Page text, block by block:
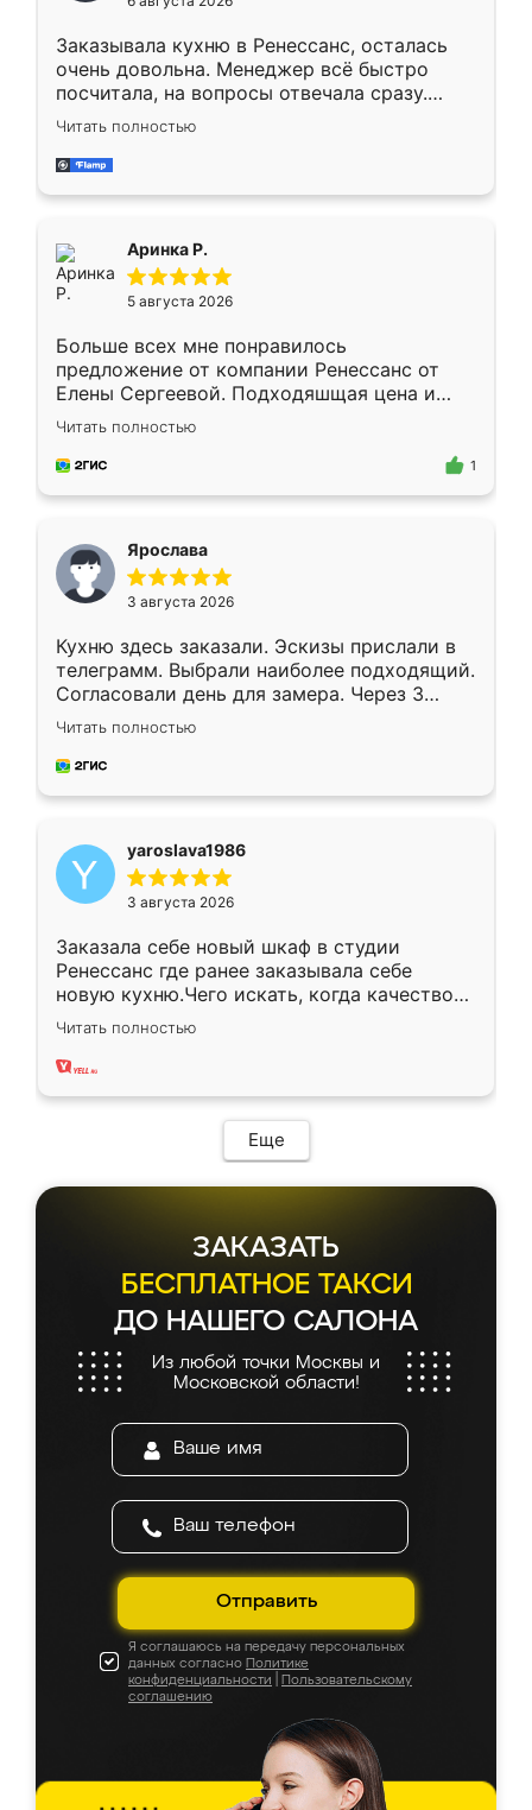
мебели буду заказывать только здесь.
Заказывала кухню в Ренессанс, осталась
очень довольна. Менеджер всё быстро
посчитала, на вопросы отвечала сразу.
Замерщик приехал в субботу, подошёл к
делу со всей ответственностью. Собрали
за день, ребята работали аккуратно, даже
Читать полностью
Аринка Р.
5 августа 2026
Больше всех мне понравилось
предложение от компании Ренессанс от
Елены Сергеевой. Подходяшщая цена и
короткие сроки изготовления. Приехавший
для замера сотрудник Владислав
предложил по моему эскизу самый
Читать полностью
1
Ярослава
3 августа 2026
Кухню здесь заказали. Эскизы прислали в
телеграмм. Выбрали наиболее подходящий.
Согласовали день для замера. Через 3
недели кухня была уже готова. Остались
довольны работой. Спасибо Ренессанс
мебель за качественную работу!
Читать полностью
yaroslava1986
3 августа 2026
Заказала себе новый шкаф в студии
Ренессанс где ранее заказывала себе
новую кухню.Чего искать, когда качеством
вполне довольна. Служит кухня уже почти
два года, нареканий нет.
Читать полностью
Еще
ЗАКАЗАТЬ
БЕСПЛАТНОЕ ТАКСИ
ДО НАШЕГО САЛОНА
Из любой точки Москвы и
Московской области!
Отправить
Я соглашаюсь на передачу персональных
данных согласно Политике
конфиденциальности
Пользовательскому
соглашению